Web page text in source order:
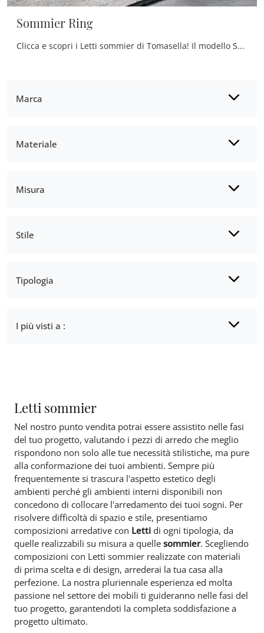
Marca
Materiale
Misura
Stile
Tipologia
I più visti a :
Sommier Ring
Clicca e scopri i Letti sommier di Tomasella! Il modello Sommier Ring in legno ti attende nelle versioni matrimoniali.
Letti sommier
Nel nostro punto vendita potrai essere assistito nelle fasi
del tuo progetto, valutando i pezzi di arredo che meglio
rispondono non solo alle tue necessità stilistiche, ma pure
alla conformazione dei tuoi ambienti. Sempre più
frequentemente si trascura l'aspetto estetico degli
ambienti perché gli ambienti interni disponibili non
concedono di collocare l'arredamento dei tuoi sogni. Per
risolvere difficoltà di spazio e stile, presentiamo
composizioni arredative con Letti di ogni tipologia, da
quelle realizzabili su misura a quelle sommier. Scegliendo
composizioni con Letti sommier realizzate con materiali
di prima scelta e di design, arrederai la tua casa alla
perfezione. La nostra pluriennale esperienza ed molta
passione nel settore dei mobili ti guideranno nelle fasi del
tuo progetto, garantendoti la completa soddisfazione a
progetto ultimato.